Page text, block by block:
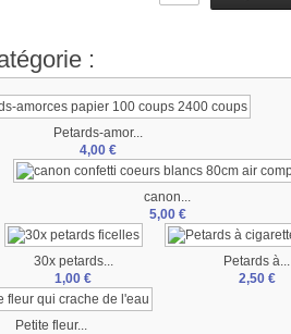
:
Petards-amor...
4,00 €
canon...
5,00 €
30x petards...
1,00 €
Petards à...
2,50 €
Petite fleur...